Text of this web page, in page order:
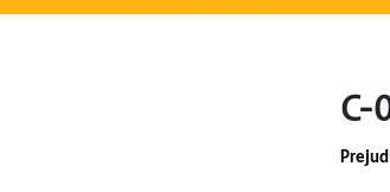
C-